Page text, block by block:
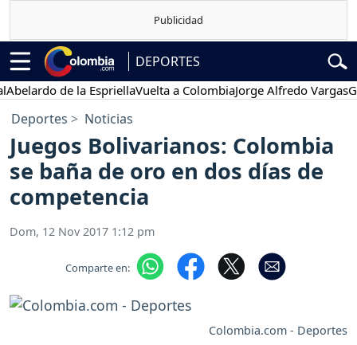
DEPORTES
de la EspriellaVuelta a ColombiaJorge Alfredo Vargas
Deportes Noticias
Juegos Bolivarianos: Colombia
se baña de oro en dos días de
competencia
Dom, 12 Nov 2017 1:12 pm
Comparte en:
Colombia.com - Deportes